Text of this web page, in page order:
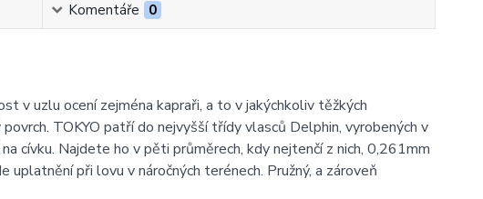
Komentáře 0
v uzlu ocení zejména kapraři, a to v jakýchkoliv těžkých
TOKYO patří do nejvyšší třídy vlasců Delphin, vyrobených v
cívku. Najdete ho v pěti průměrech, kdy nejtenčí z nich, 0,261mm
při lovu v náročných terénech. Pružný, a zároveň